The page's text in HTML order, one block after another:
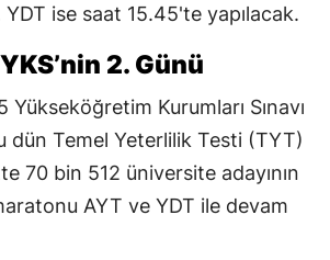
YDT ise saat 15.45'te yapılacak.
2. Günü
Kurumları Sınavı
dün Temel Yeterlilik Testi (TYT)
70 bin 512 üniversite adayının
AYT ve YDT ile devam